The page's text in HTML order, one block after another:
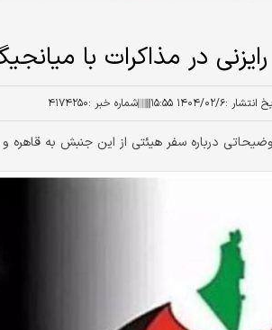
در مذاکرات با
انتشار :۱۴۰۴/۰۲/۶ ۱۵:۵۵ شماره خبر :۴۱۷۴۲۵۰
درباره سفر هیئتی از این جنبش به قاهره